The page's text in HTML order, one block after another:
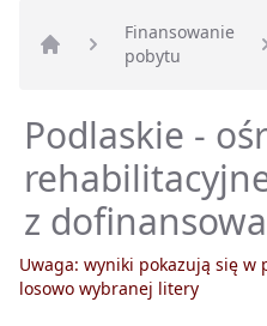
Strona główna
Finansowanie
pobytu
Podlaskie -
z
Uwaga: wyniki pokazują się w
losowo wybranej litery